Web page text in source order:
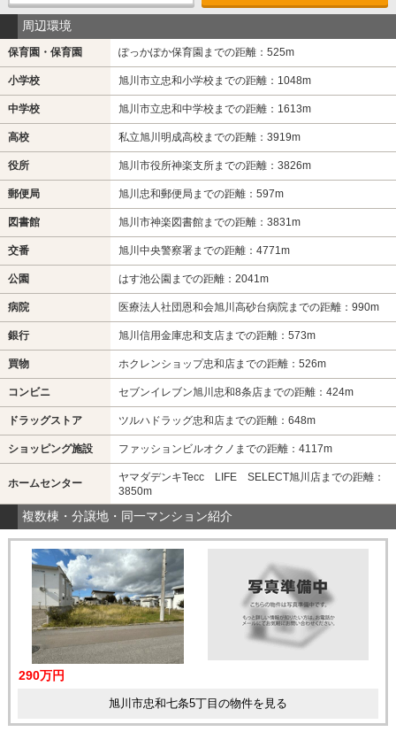
周辺環境
保育園・保育園 ぽっかぽか保育園までの距離：525m
小学校 旭川市立忠和小学校までの距離：1048m
中学校 旭川市立忠和中学校までの距離：1613m
高校 私立旭川明成高校までの距離：3919m
役所 旭川市役所神楽支所までの距離：3826m
郵便局 旭川忠和郵便局までの距離：597m
図書館 旭川市神楽図書館までの距離：3831m
交番 旭川中央警察署までの距離：4771m
公園 はす池公園までの距離：2041m
病院 医療法人社団恩和会旭川高砂台病院までの距離：990m
銀行 旭川信用金庫忠和支店までの距離：573m
買物 ホクレンショップ忠和店までの距離：526m
コンビニ セブンイレブン旭川忠和8条店までの距離：424m
ドラッグストア ツルハドラッグ忠和店までの距離：648m
ショッピング施設 ファッションビルオクノまでの距離：4117m
ホームセンター
ヤマダデンキTecc LIFE SELECT旭川店までの距離：
3850m
複数棟・分譲地・同一マンション紹介
290万円
旭川市忠和七条5丁目の物件を見る